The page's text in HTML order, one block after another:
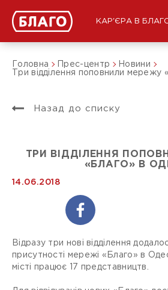
КАР'ЄРА В
Головна Прес-центр
Новини
Три відділення поповнили мережу
Назад до списку
ТРИ ВІДДІЛЕННЯ
«БЛАГО» В
14.06.2018
Відразу три нові відділення
присутності мережі «Благо» в
місті працює 17 представництв.